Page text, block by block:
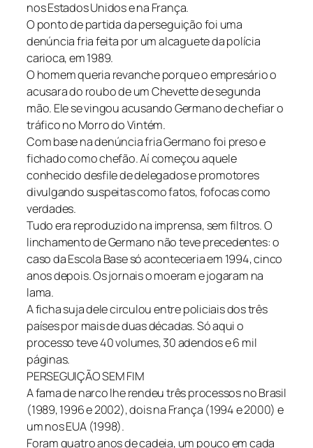
nos Estados Unidos e na França.
O ponto de partida da perseguição foi uma
denúncia fria feita por um alcaguete da polícia
carioca, em 1989.
O homem queria revanche porque o empresário o
acusara do roubo de um Chevette de segunda
mão. Ele se vingou acusando Germano de chefiar o
tráfico no Morro do Vintém.
Com base na denúncia fria Germano foi preso e
fichado como chefão. Aí começou aquele
conhecido desfile de delegados e promotores
divulgando suspeitas como fatos, fofocas como
verdades.
Tudo era reproduzido na imprensa, sem filtros. O
linchamento de Germano não teve precedentes: o
caso da Escola Base só aconteceria em 1994, cinco
anos depois. Os jornais o moeram e jogaram na
lama.
A ficha suja dele circulou entre policiais dos três
países por mais de duas décadas. Só aqui o
processo teve 40 volumes, 30 adendos e 6 mil
páginas.
PERSEGUIÇÃO SEM FIM
A fama de narco lhe rendeu três processos no Brasil
(1989, 1996 e 2002), dois na França (1994 e 2000) e
um nos EUA (1998).
Foram quatro anos de cadeia, um pouco em cada